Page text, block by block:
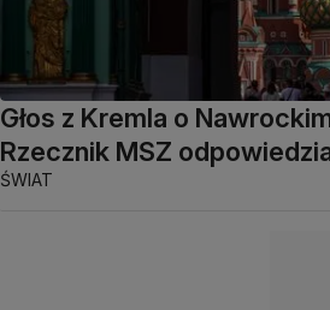
Głos z Kremla o
Rzecznik MSZ
ŚWIAT